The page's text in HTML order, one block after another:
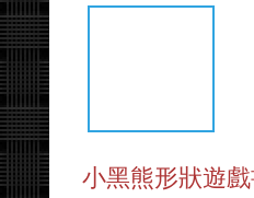
小黑熊形狀遊